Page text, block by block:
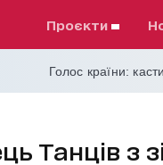
проєкти
Голос країни:
Танців з